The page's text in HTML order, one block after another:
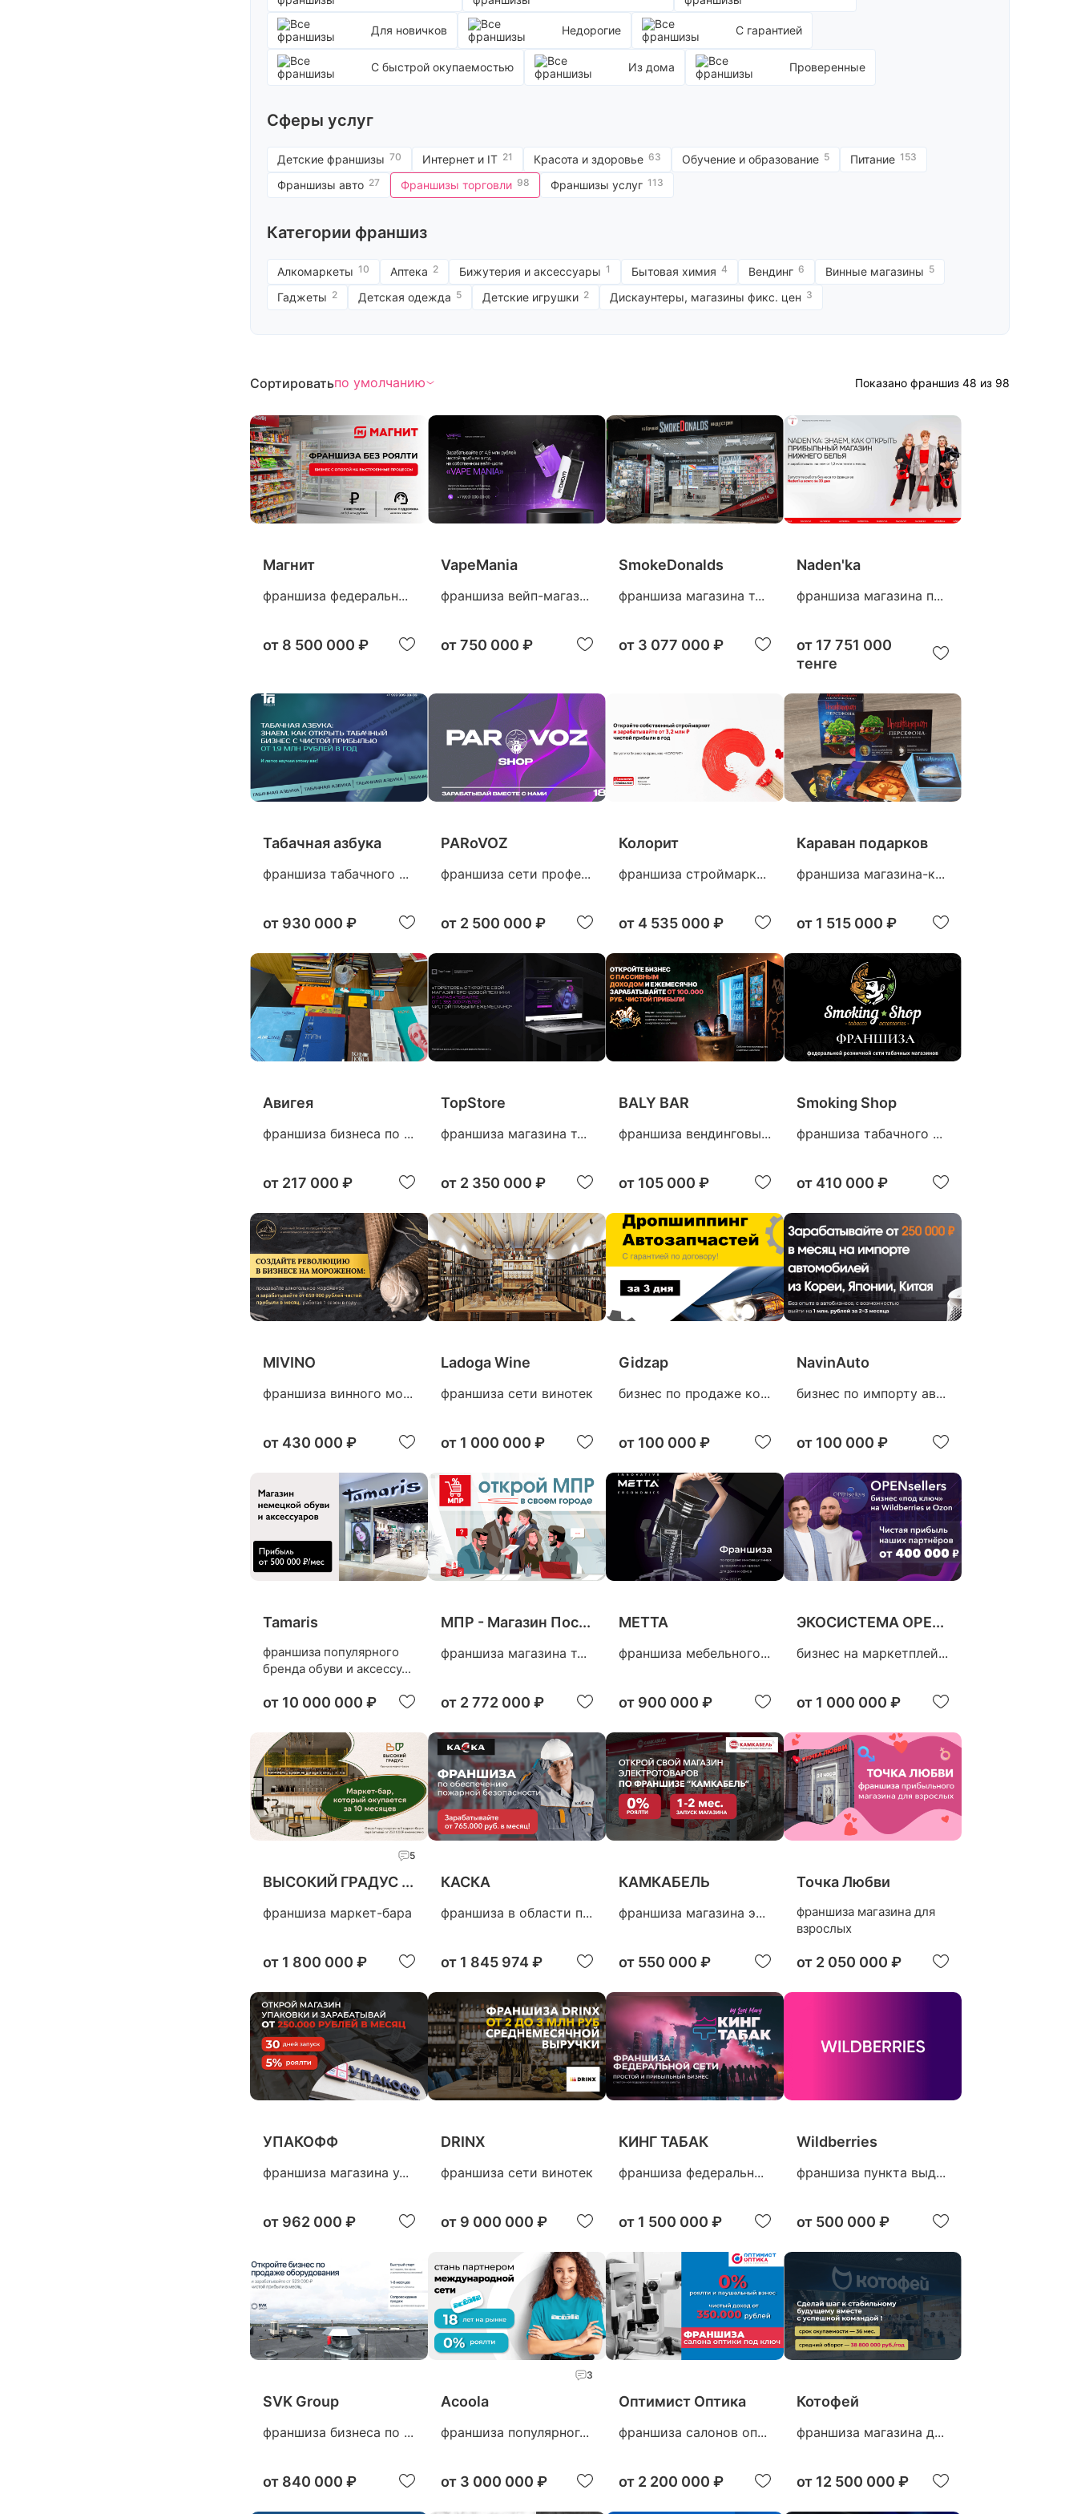
Франшизы услуг
фикс. цен
Журналы и издания
Канцелярские товары
Картины
Кожаные изделия
Косметика и парфюмерия
Магазины крепежа
Рыболовный магазин
Салоны оптики
Сантехника
Секонд хенд
Секс шоп
сигареты
Товары для будущих мам
Товары для дома и офиса
Товары для спорта
Для новичков Недорогие С гарантией
С быстрой окупаемостью Из дома Проверенные
Сферы услуг
Детские франшизы 70 Интернет и IT 21 Красота и здоровье 63 Обучение и образование 5 Питание 153
Франшизы авто 27 Франшизы торговли 98 Франшизы услуг 113
Категории франшиз
Алкомаркеты 10 Аптека 2 Бижутерия и аксессуары 1 Бытовая химия 4 Вендинг 6 Винные магазины 5
Гаджеты 2 Детская одежда 5 Детские игрушки 2 Дискаунтеры, магазины фикс. цен 3
Сортироватьпо умолчанию Показано франшиз 48 из 98
Магнит
франшиза федеральн...
от 8 500 000 ₽
VapeMania
франшиза вейп-магаз...
от750 000 ₽
SmokeDonalds
франшиза магазина т...
от 3 077 000 ₽
Naden'ka
франшиза магазина п...
от 17 751 000
тенге
Табачная азбука
франшиза табачного ...
от 930 000 ₽
PARoVOZ
франшиза сети профе...
от 2 500 000 ₽
Колорит
франшиза строймарк...
от 4 535 000 ₽
Караван подарков
франшиза магазина-к...
от 1 515 000 ₽
Авигея
франшиза бизнеса по ...
от 217 000 ₽
TopStore
франшиза магазина т...
от 2 350 000 ₽
BALY BAR
франшиза вендинговы...
от 105 000 ₽
Smoking Shop
франшиза табачного ...
от 410 000 ₽
MIVINO
франшиза винного мо...
от 430 000 ₽
Ladoga Wine
франшиза сети винотек
от 1 000 000 ₽
Gidzap
бизнес по прoдaже ко...
от 100 000 ₽
NavinAuto
бизнес по импорту ав...
от 100 000 ₽
Tamaris
франшиза популярного
бренда обуви и аксессу...
от 10 000 000 ₽
МПР - Магазин Пос...
франшиза магазина т...
от 2 772 000 ₽
METTA
франшиза мебельного...
от 900 000 ₽
ЭКОСИСТЕМА OPE...
бизнес на маркетплей...
от 1 000 000 ₽
5
ВЫСОКИЙ ГРАДУС ...
франшиза маркет-бара
от 1 800 000 ₽
КАСКА
франшиза в области п...
от 1 845 974 ₽
КАМКАБЕЛЬ
франшиза магазина э...
от 550 000 ₽
Точка Любви
франшиза магазина для
взрослых
от 2 050 000 ₽
УПАКОФФ
франшиза магазина у...
от 962 000 ₽
DRINX
франшиза сети винотек
от 9 000 000 ₽
КИНГ ТАБАК
франшиза федеральн...
от 1 500 000 ₽
Wildberries
франшиза пункта выд...
от 500 000 ₽
SVK Group
франшиза бизнеса по ...
от 840 000 ₽
3
Acoola
франшиза популярног...
от 3 000 000 ₽
Оптимист Оптика
франшиза салонов оп...
от 2 200 000 ₽
Котофей
франшиза магазина д...
от 12 500 000 ₽